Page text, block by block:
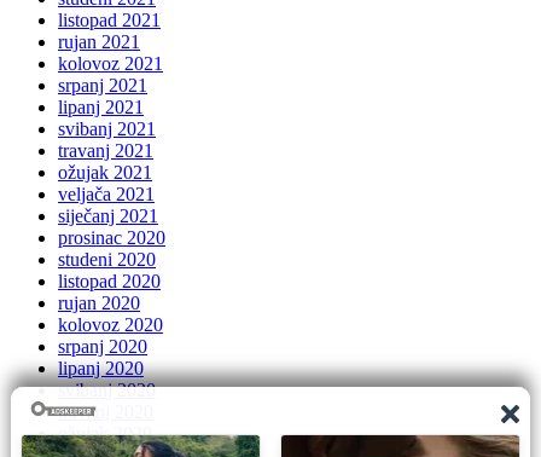
listopad 2021
rujan 2021
kolovoz 2021
srpanj 2021
lipanj 2021
svibanj 2021
travanj 2021
ožujak 2021
veljača 2021
siječanj 2021
prosinac 2020
studeni 2020
listopad 2020
rujan 2020
kolovoz 2020
srpanj 2020
lipanj 2020
svibanj 2020
travanj 2020
ožujak 2020